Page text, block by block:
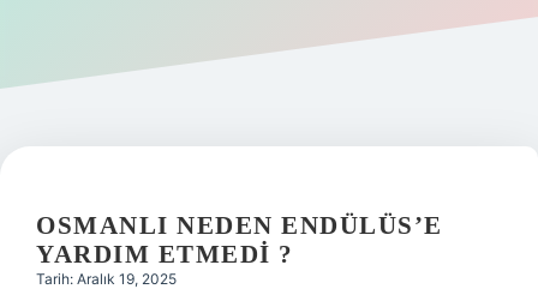
Gizlilik Politikası
Yasal Uyarı
OSMANLI NEDEN ENDÜLÜS’E
YARDIM ETMEDI ?
Tarih: Aralık 19, 2025